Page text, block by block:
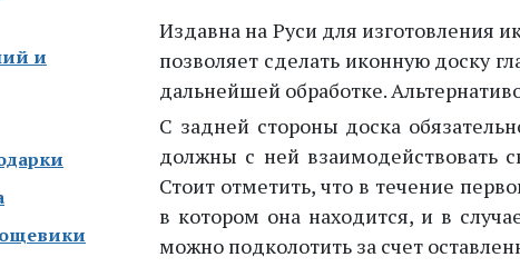
и
Издавна на Руси для изготовления
позволяет сделать иконную доску
дальнейшей обработке.
С задней стороны доска
должны с ней взаимодействовать
Стоит отметить, что в течение
в котором она находится, и в
можно подколотить за счет